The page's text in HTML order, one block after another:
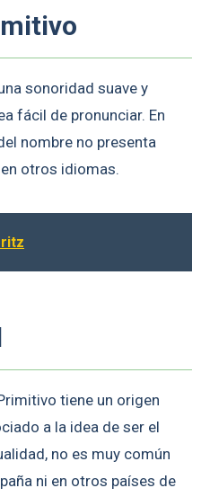
sonoridad suave y
fácil de pronunciar. En
nombre no presenta
otros idiomas.
tiene un origen
a la idea de ser el
no es muy común
ni en otros países de